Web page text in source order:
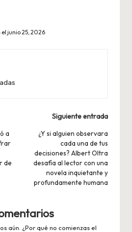
junio 25, 2026
a
de
Siguiente entrada
¿Y si alguien observara
cada una de tus
decisiones? Albert Oltra
desafía al lector con una
novela inquietante y
profundamente humana
aún. ¿Por qué no comienzas el